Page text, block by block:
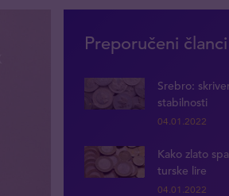
Preporučeni članci
Srebro:
stabilnosti
04.01.2022
Kako zlato
turske lire
04.01.2022